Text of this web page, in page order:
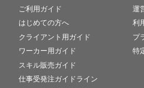
ご利用ガイド
はじめての方へ
クライアント用ガイド
ワーカー用ガイド
スキル販売ガイド
仕事受発注ガイドライン
運
利
プ
特